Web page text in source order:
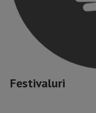
Festivaluri